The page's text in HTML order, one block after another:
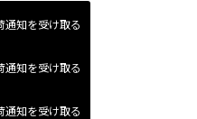
通知を受け取る
通知を受け取る
通知を受け取る